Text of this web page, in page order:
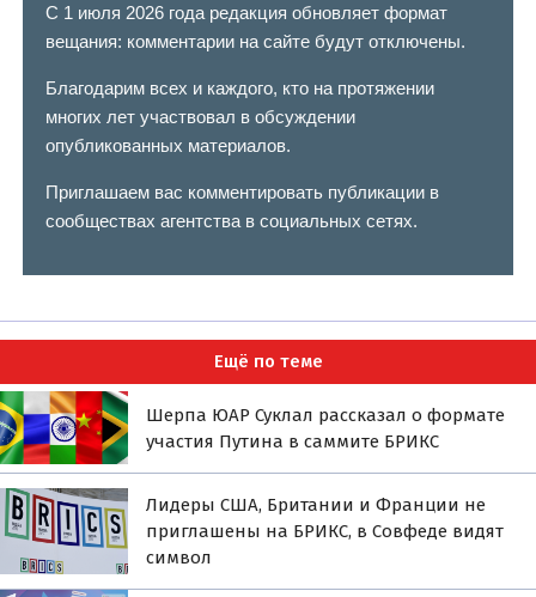
С 1 июля 2026 года редакция обновляет формат
вещания: комментарии на сайте будут отключены.
Благодарим всех и каждого, кто на протяжении
многих лет участвовал в обсуждении
опубликованных материалов.
Приглашаем вас комментировать публикации в
сообществах агентства в социальных сетях.
Ещё по теме
Шерпа ЮАР Суклал рассказал о формате
участия Путина в саммите БРИКС
Лидеры США, Британии и Франции не
приглашены на БРИКС, в Совфеде видят
символ